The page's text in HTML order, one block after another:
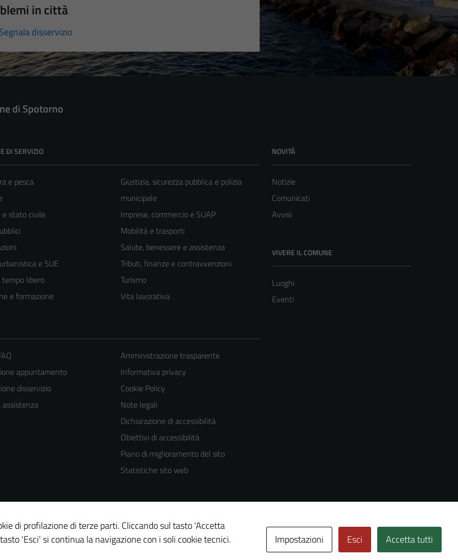
in città
Segnala disservizio
di Spotorno
DI SERVIZIO
e pesca
e stato civile
e SUE
libero
e formazione
Giustizia, sicurezza pubblica e polizia
municipale
Imprese, commercio e SUAP
Mobilità e trasporti
Salute, benessere e assistenza
Tributi, finanze e contravvenzioni
Turismo
Vita lavorativa
NOVITÀ
Notizie
Comunicati
Avvisi
VIVERE IL COMUNE
Luoghi
Eventi
appuntamento
disservizio
assistenza
Amministrazione trasparente
Informativa privacy
Cookie Policy
Note legali
Dichiarazione di accessibilità
Obiettivi di accessibilità
Piano di miglioramento del sito
Statistiche sito web
di profilazione di terze parti. Cliccando sul tasto 'Accetta
'Esci' si continua la navigazione con i soli cookie tecnici.
Impostazioni Esci Accetta tutti